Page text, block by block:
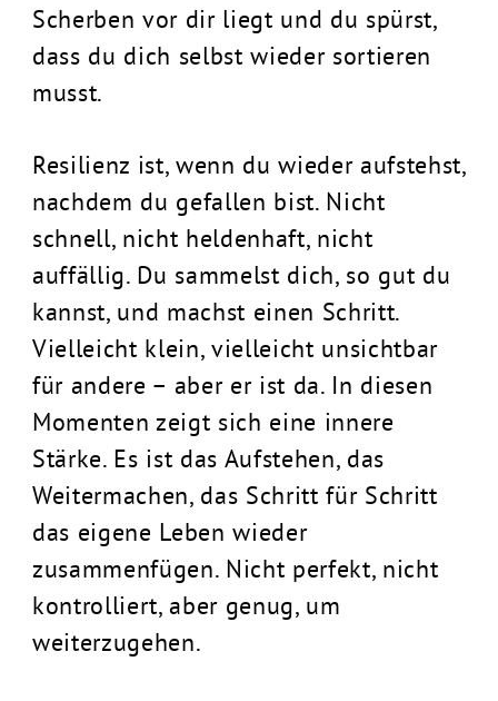
Scherben vor dir liegt und du spürst,
dass du dich selbst wieder sortieren
musst.
Resilienz ist, wenn du wieder aufstehst,
nachdem du gefallen bist. Nicht
schnell, nicht heldenhaft, nicht
auffällig. Du sammelst dich, so gut du
kannst, und machst einen Schritt.
Vielleicht klein, vielleicht unsichtbar
für andere – aber er ist da. In diesen
Momenten zeigt sich eine innere
Stärke. Es ist das Aufstehen, das
Weitermachen, das Schritt für Schritt
das eigene Leben wieder
zusammenfügen. Nicht perfekt, nicht
kontrolliert, aber genug, um
weiterzugehen.